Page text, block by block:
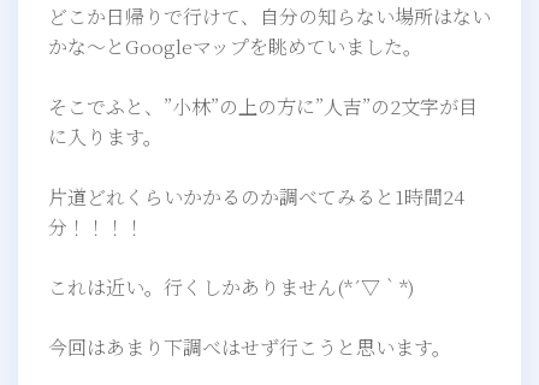
どこか日帰りで行けて、自分の知らない場所はない
かな～とGoogleマップを眺めていました。
そこでふと、”小林”の上の方に”人吉”の2文字が目
に入ります。
片道どれくらいかかるのか調べてみると1時間24
分！！！！
これは近い。行くしかありません(*´▽｀*)
今回はあまり下調べはせず行こうと思います。